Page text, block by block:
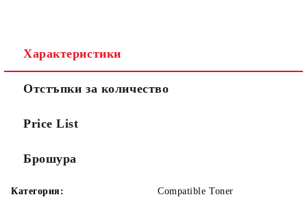
Характеристики
Отстъпки за количество
Price List
Брошура
Категория: Compatible Toner